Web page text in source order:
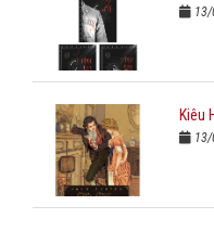
Kiêu